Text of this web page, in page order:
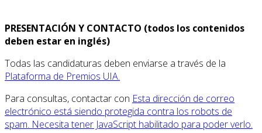
PRESENTACIÓN Y CONTACTO (todos los contenidos
deben estar en inglés)
Todas las candidaturas deben enviarse a través de la
Plataforma de Premios UIA.
Para consultas, contactar con Esta dirección de correo
electrónico está siendo protegida contra los robots de
spam. Necesita tener JavaScript habilitado para poder verlo.